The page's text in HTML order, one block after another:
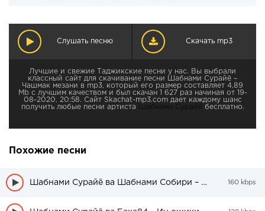
Слушать песню Скачать mp3
Лучшие и свежие Таджикские песни у нас. Вы выбрали
классный сайт для скачивание песни Шабнами Сурайё –
Чашмак мезани в mp3, который его размер составляет 4,89
Mb с лучшим качеством и был скачан 1 627 раз начиная от 19-
08-2020, 20:58. Сайт Skachat-mp3.com дает каждому шанс
получить любые песни артиста
Шабнами Сурайё бесплатно.
Похожие песни
Шабнами Сурайё ва Шабнами Собири – Дар насибам 160 kbps